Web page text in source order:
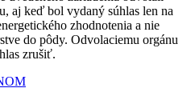
aj keď bol vydaný súhlas len na
zhodnotenia a nie
do pôdy. Odvolaciemu orgánu
zrušiť.